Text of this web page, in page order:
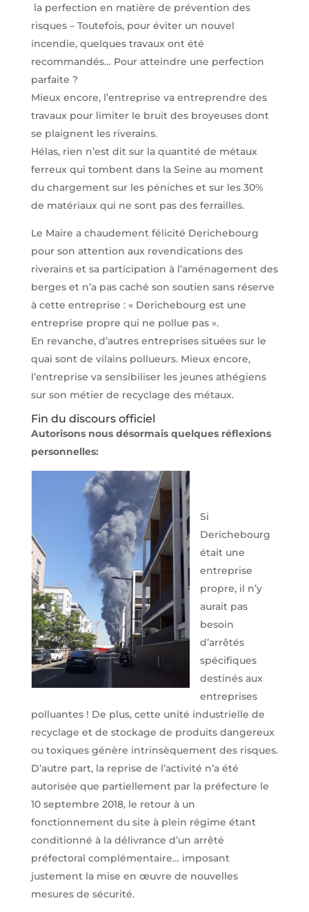
la perfection en matière de prévention des
risques – Toutefois, pour éviter un nouvel
incendie, quelques travaux ont été
recommandés… Pour atteindre une perfection
parfaite ?
Mieux encore, l’entreprise va entreprendre des
travaux pour limiter le bruit des broyeuses dont
se plaignent les riverains.
Hélas, rien n’est dit sur la quantité de métaux
ferreux qui tombent dans la Seine au moment
du chargement sur les péniches et sur les 30%
de matériaux qui ne sont pas des ferrailles.
Le Maire a chaudement félicité Derichebourg
pour son attention aux revendications des
riverains et sa participation à l’aménagement des
berges et n’a pas caché son soutien sans réserve
à cette entreprise : « Derichebourg est une
entreprise propre qui ne pollue pas ».
En revanche, d’autres entreprises situées sur le
quai sont de vilains pollueurs. Mieux encore,
l’entreprise va sensibiliser les jeunes athégiens
sur son métier de recyclage des métaux.
Fin du discours officiel
Autorisons nous désormais quelques réflexions
personnelles:
Si
Derichebourg
était une
entreprise
propre, il n’y
aurait pas
besoin
d’arrêtés
spécifiques
destinés aux
entreprises
polluantes ! De plus, cette unité industrielle de
recyclage et de stockage de produits dangereux
ou toxiques génère intrinsèquement des risques.
D’autre part, la reprise de l’activité n’a été
autorisée que partiellement par la préfecture le
10 septembre 2018, le retour à un
fonctionnement du site à plein régime étant
conditionné à la délivrance d’un arrêté
préfectoral complémentaire… imposant
justement la mise en œuvre de nouvelles
mesures de sécurité.